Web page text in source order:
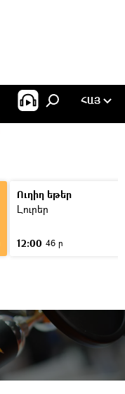
ՀԱՅ
Ուղիղ եթեր
Լուրեր
12:00 46 ր